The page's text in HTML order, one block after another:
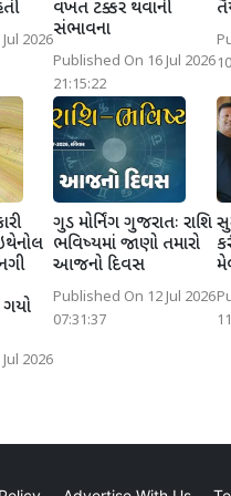
2026
વખત ટક્કર થવાની
સંભાવના
Published On 16 Jul 2026
21:15:22
ગયો
2026
ગુડ મોર્નિંગ ગુજરાતઃ રાશિ
ભવિષ્યમાં જાણો તમારો
આજનો દિવસ
Published On 12 Jul 2026
07:31:37